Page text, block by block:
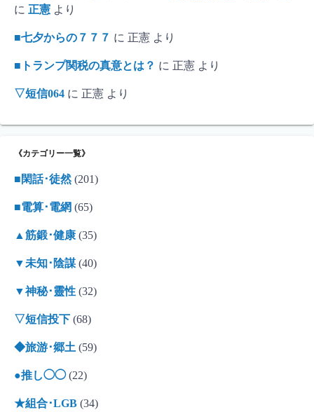
に 正憲 より
■七夕からの７７７ に 正憲 より
■トランプ関税の真意とは？ に 正憲 より
▽短信064 に 正憲 より
《カテゴリー一覧》
■閑話･徒然(201)
■電算･電網 (65)
▲筋鍛･健康 (35)
▼未知･陰謀 (40)
▼神秘･靈性 (32)
▽短信投下 (68)
◆旅游･郷土 (59)
●推し◯◯(22)
★組合･LGB (34)